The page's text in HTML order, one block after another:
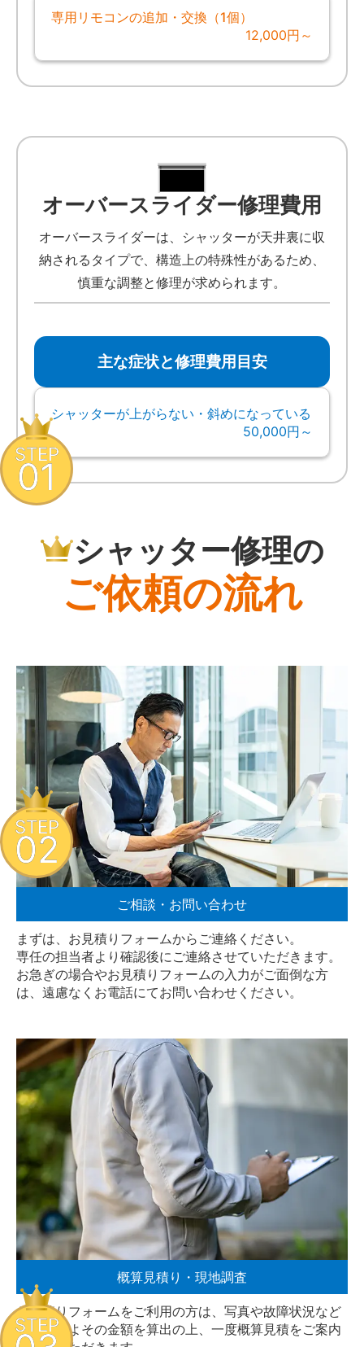
専用リモコンの追加・交換（1個）
12,000円～
オーバースライダー修理費用
オーバースライダーは、シャッターが天井裏に収
納されるタイプで、構造上の特殊性があるため、
慎重な調整と修理が求められます。
主な症状と修理費用目安
シャッターが上がらない・斜めになっている
50,000円～
シャッター修理の
ご依頼の流れ
STEP
01
ご相談・お問い合わせ
まずは、お見積りフォームからご連絡ください。
専任の担当者より確認後にご連絡させていただきます。
お急ぎの場合やお見積りフォームの入力がご面倒な方
は、遠慮なく お電話にてお問い合わせください。
STEP
02
概算見積り・現地調査
お見積りフォームをご利用の方は、写真や故障状況など
からおおよその金額を算出の上、一度概算見積をご案内
STEP